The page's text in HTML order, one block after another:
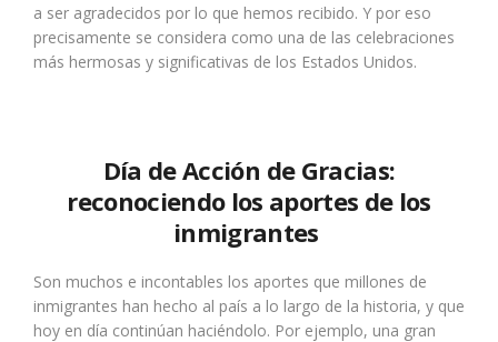
a ser agradecidos por lo que hemos recibido. Y por eso
precisamente se considera como una de las celebraciones
más hermosas y significativas de los Estados Unidos.
Día de Acción de Gracias:
reconociendo los aportes de los
inmigrantes
Son muchos e incontables los aportes que millones de
inmigrantes han hecho al país a lo largo de la historia, y que
hoy en día continúan haciéndolo. Por ejemplo, una gran